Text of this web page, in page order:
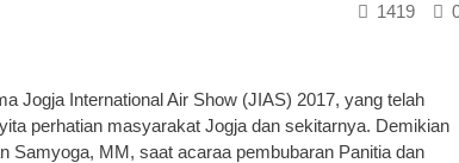
1419
Jogja International Air Show (JIAS) 2017, yang telah
perhatian masyarakat Jogja dan sekitarnya. Demikian
Samyoga, MM, saat acaraa pembubaran Panitia dan